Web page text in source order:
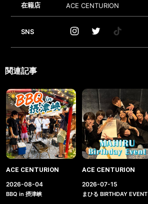
在籍店 ACE CENTURION
SNS
関連記事
ACE CENTURION
2026-08-04
BBQ in 摂津峡
ACE CENTURION
2026-07-15
まひる BIRTHDAY EVENT